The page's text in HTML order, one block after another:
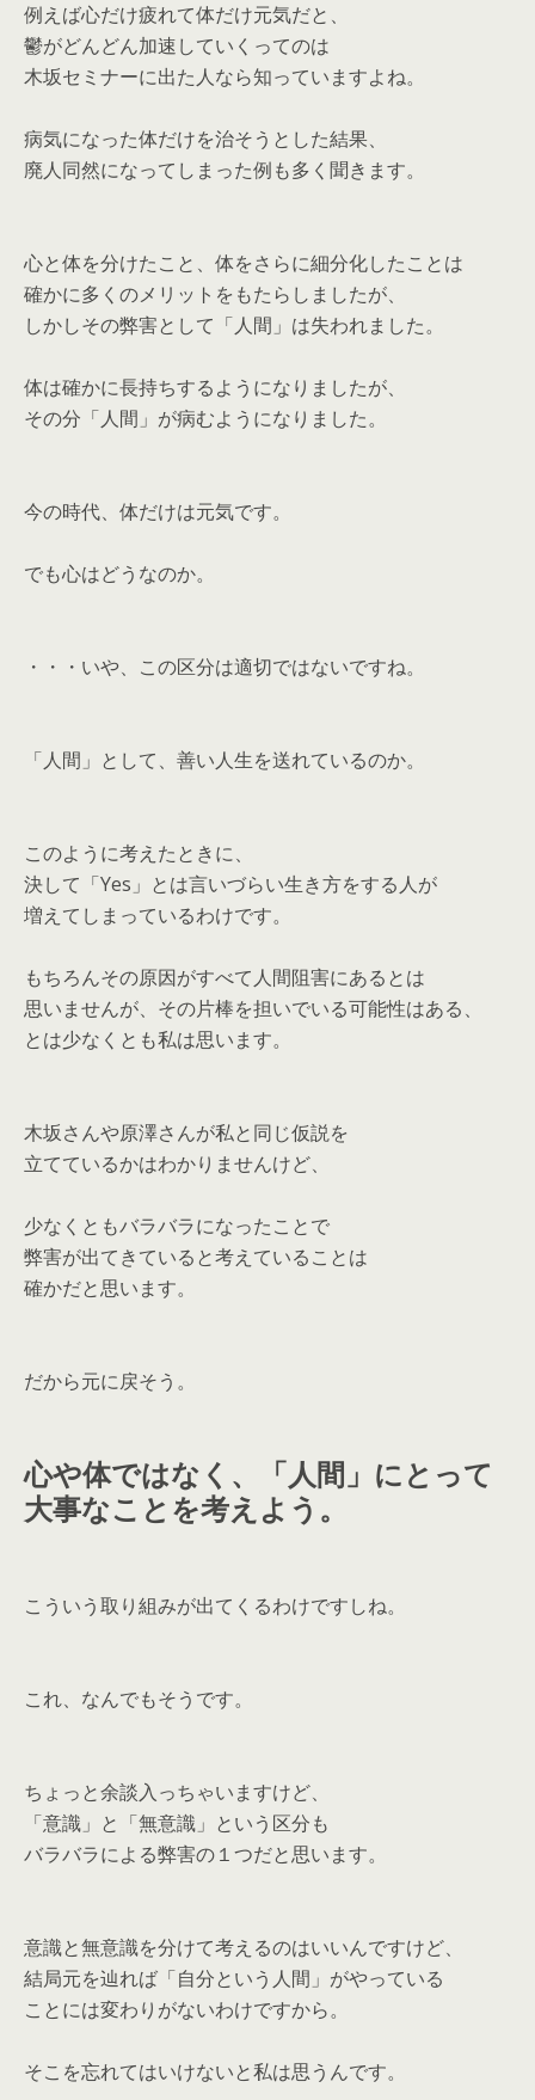
例えば心だけ疲れて体だけ元気だと、
鬱がどんどん加速していくってのは
木坂セミナーに出た人なら知っていますよね。
病気になった体だけを治そうとした結果、
廃人同然になってしまった例も多く聞きます。
心と体を分けたこと、体をさらに細分化したことは
確かに多くのメリットをもたらしましたが、
しかしその弊害として「人間」は失われました。
体は確かに長持ちするようになりましたが、
その分「人間」が病むようになりました。
今の時代、体だけは元気です。
でも心はどうなのか。
・・・いや、この区分は適切ではないですね。
「人間」として、善い人生を送れているのか。
このように考えたときに、
決して「Yes」とは言いづらい生き方をする人が
増えてしまっているわけです。
もちろんその原因がすべて人間阻害にあるとは
思いませんが、その片棒を担いでいる可能性はある、
とは少なくとも私は思います。
木坂さんや原澤さんが私と同じ仮説を
立てているかはわかりませんけど、
少なくともバラバラになったことで
弊害が出てきていると考えていることは
確かだと思います。
だから元に戻そう。
心や体ではなく、「人間」にとって
大事なことを考えよう。
こういう取り組みが出てくるわけですしね。
これ、なんでもそうです。
ちょっと余談入っちゃいますけど、
「意識」と「無意識」という区分も
バラバラによる弊害の１つだと思います。
意識と無意識を分けて考えるのはいいんですけど、
結局元を辿れば「自分という人間」がやっている
ことには変わりがないわけですから。
そこを忘れてはいけないと私は思うんです。